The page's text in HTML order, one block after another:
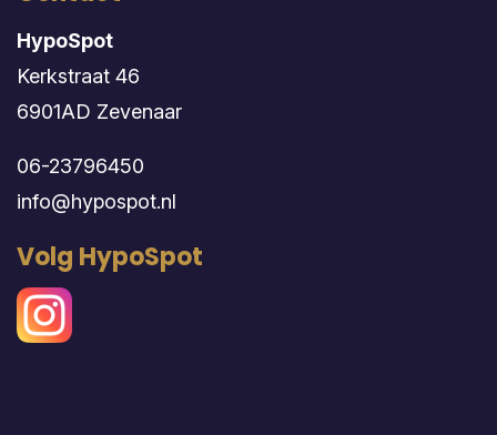
HypoSpot
Kerkstraat 46
6901AD Zevenaar
06-23796450
info@hypospot.nl
Volg HypoSpot